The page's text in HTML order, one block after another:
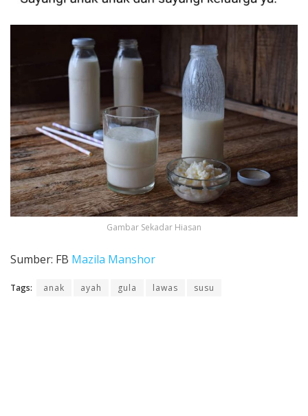
Gambar Sekadar Hiasan
Sumber: FB Mazila Manshor
Tags: anak ayah gula lawas susu